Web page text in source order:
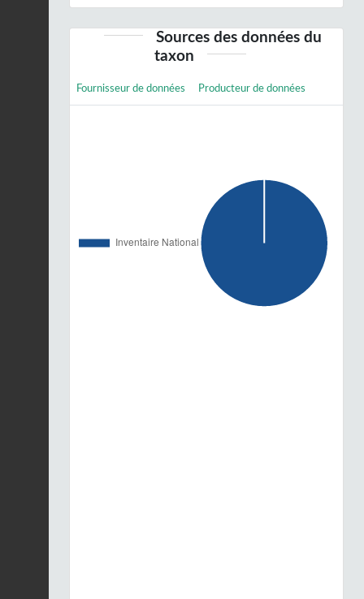
Sources des données du
taxon
Fournisseur de données Producteur de données